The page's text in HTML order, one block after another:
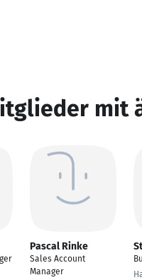
mit
Pascal Rinke
Sales Account
Manager